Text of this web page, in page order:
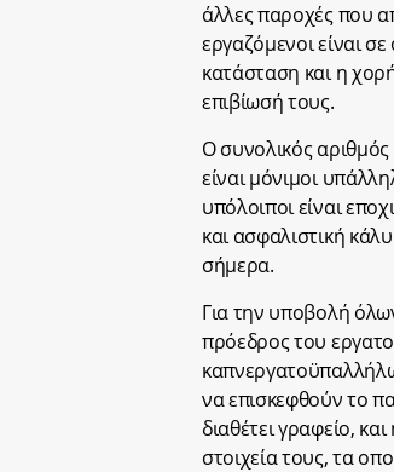
άλλες παροχές που
εργαζόμενοι είναι
κατάσταση και η
επιβίωσή τους.
Ο συνολικός αριθμός
είναι μόνιμοι
υπόλοιποι είναι
και ασφαλιστική
σήμερα.
Για την υποβολή
πρόεδρος του
να επισκεφθούν το
διαθέτει γραφείο,
στοιχεία τους, τα